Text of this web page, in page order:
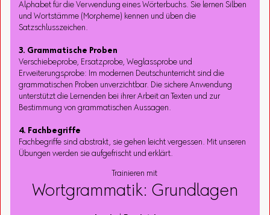
Alphabet für die Verwendung eines Wörterbuchs. Sie lernen Silben
und Wortstämme (Morpheme) kennen und üben die
Satzschlusszeichen.
3. Grammatische Proben
Verschiebeprobe, Ersatzprobe, Weglassprobe und
Erweiterungsprobe: Im modernen Deutschunterricht sind die
grammatischen Proben unverzichtbar. Die sichere Anwendung
unterstützt die Lernenden bei ihrer Arbeit an Texten und zur
Bestimmung von grammatischen Aussagen.
4. Fachbegriffe
Fachbegriffe sind abstrakt, sie gehen leicht vergessen. Mit unseren
Übungen werden sie aufgefrischt und erklärt.
Trainieren mit
Wortgrammatik: Grundlagen